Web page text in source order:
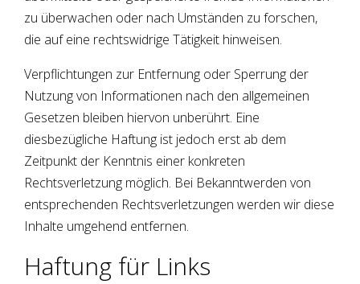
zu überwachen oder nach Umständen zu forschen,
die auf eine rechtswidrige Tätigkeit hinweisen.
Verpflichtungen zur Entfernung oder Sperrung der
Nutzung von Informationen nach den allgemeinen
Gesetzen bleiben hiervon unberührt. Eine
diesbezügliche Haftung ist jedoch erst ab dem
Zeitpunkt der Kenntnis einer konkreten
Rechtsverletzung möglich. Bei Bekanntwerden von
entsprechenden Rechtsverletzungen werden wir diese
Inhalte umgehend entfernen.
Haftung für Links